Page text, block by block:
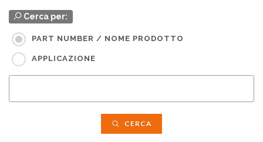
Cerca per:
PART NUMBER / NOME PRODOTTO
APPLICAZIONE
CERCA